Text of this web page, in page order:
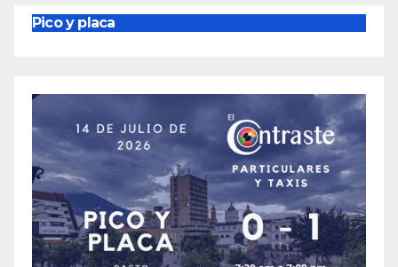
Pico y placa